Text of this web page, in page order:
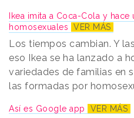
Ikea imita a Coca-Cola y
homosexuales
VER MÁS
Los tiempos cambian. Y
eso Ikea se ha lanzado a
variedades de familias en
las formadas por
Así es Google app VER MÁS